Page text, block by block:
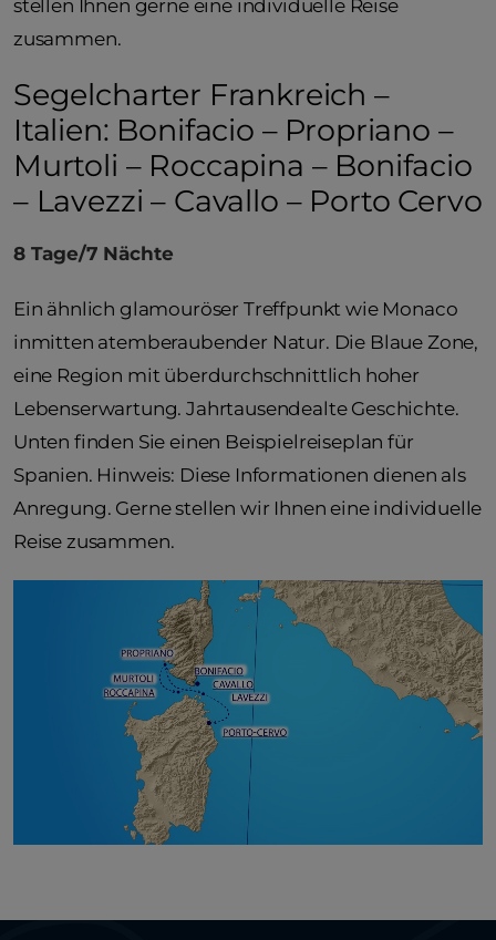
stellen Ihnen gerne eine individuelle Reise
zusammen.
Segelcharter Frankreich –
Italien: Bonifacio – Propriano –
Murtoli – Roccapina – Bonifacio
– Lavezzi – Cavallo – Porto Cervo
8 Tage/7 Nächte
Ein ähnlich glamouröser Treffpunkt wie Monaco
inmitten atemberaubender Natur. Die Blaue Zone,
eine Region mit überdurchschnittlich hoher
Lebenserwartung. Jahrtausendealte Geschichte.
Unten finden Sie einen Beispielreiseplan für
Spanien. Hinweis: Diese Informationen dienen als
Anregung. Gerne stellen wir Ihnen eine individuelle
Reise zusammen.